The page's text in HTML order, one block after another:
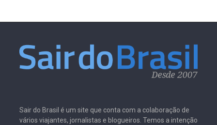
Sair do Brasil é um site que conta com a colaboração de
vários viajantes, jornalistas e blogueiros. Temos a intenção